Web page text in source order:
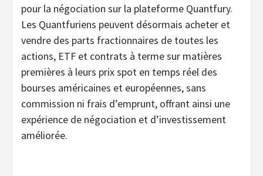
pour la négociation sur la plateforme Quantfury.
Les Quantfuriens peuvent désormais acheter et
vendre des parts fractionnaires de toutes les
actions, ETF et contrats à terme sur matières
premières à leurs prix spot en temps réel des
bourses américaines et européennes, sans
commission ni frais d’emprunt, offrant ainsi une
expérience de négociation et d’investissement
améliorée.